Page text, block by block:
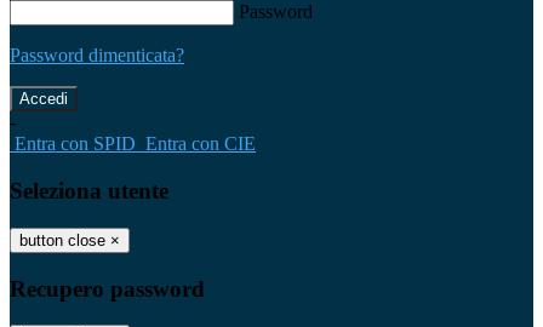
Password
Password dimenticata?
-
Entra con SPID Entra con CIE
Seleziona utente
button close ×
Recupero password